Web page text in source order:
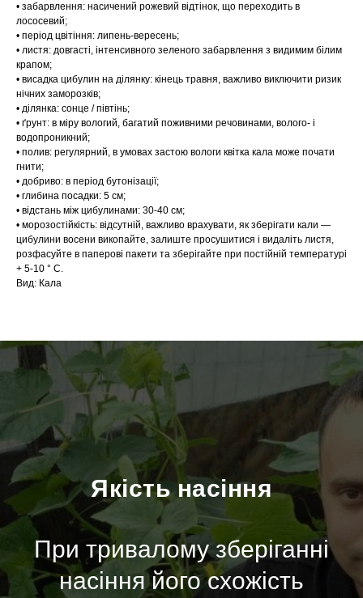
• забарвлення: насичений рожевий відтінок, що переходить в
лососевий;
• період цвітіння: липень-вересень;
• листя: довгасті, інтенсивного зеленого забарвлення з видимим білим
крапом;
• висадка цибулин на ділянку: кінець травня, важливо виключити ризик
нічних заморозків;
• ділянка: сонце / півтінь;
• ґрунт: в міру вологий, багатий поживними речовинами, волого- і
водопроникний;
• полив: регулярний, в умовах застою вологи квітка кала може почати
гнити;
• добриво: в період бутонізації;
• глибина посадки: 5 см;
• відстань між цибулинами: 30-40 см;
• морозостійкість: відсутній, важливо врахувати, як зберігати кали —
цибулини восени викопайте, залиште просушитися і видаліть листя,
розфасуйте в паперові пакети та зберігайте при постійній температурі
+ 5-10 ° С.
Вид: Кала
Якість насіння
При тривалому зберіганні
насіння його схожість